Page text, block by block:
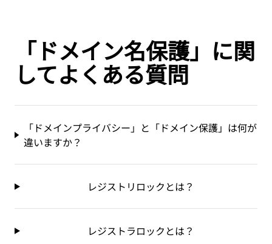
「ドメイン名保護」に関
してよくある質問
「ドメインプライバシー」と「ドメイン保護」は何が
違いますか？
レジストリロックとは？
レジストラロックとは？